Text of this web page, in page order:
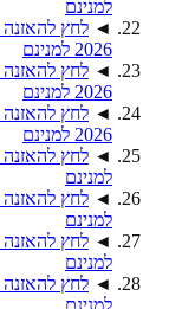
למנינם
◄
2026 למנינם
◄
2026 למנינם
◄
2026 למנינם
◄
למנינם
◄
למנינם
◄
למנינם
◄
למנינם